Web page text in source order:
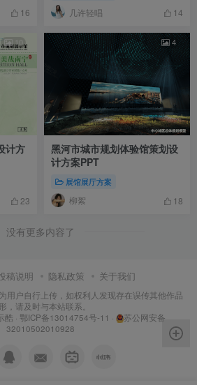
16 几许轻唱 14
10
计方
23
4
黑河市城市规划体验馆策划设
计方案PPT
展馆展厅方案
柳絮 18
没有更多内容了
稿说明 隐私政策 关于我们
用户自行上传，如权利人发现存在误传其他作品
，请及时与本站联系。
酷 · 鄂ICP备13014754号-11 ·
苏公网安备
32010502010928